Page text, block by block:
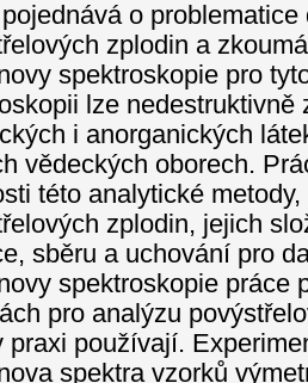
o
zplodin a
spektroskopie pro
lze nedestruktivně
i anorganických
vědeckých oborech.
této analytické
zplodin, jejich
sběru a uchování pro
spektroskopie práce
pro analýzu
praxi používají.
spektra vzorků